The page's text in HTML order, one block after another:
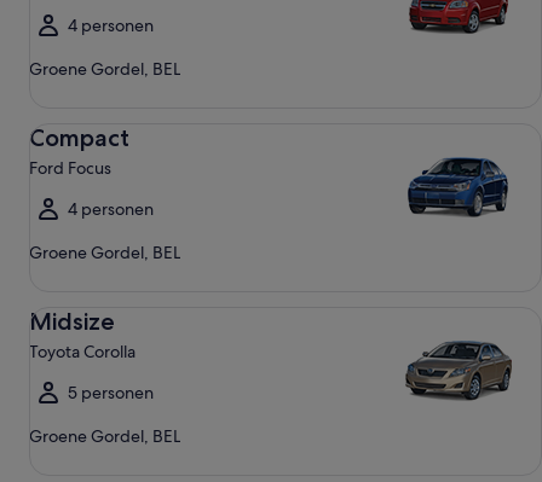
4 personen
Groene Gordel, BEL
Compact
Ford Focus
4 personen
Groene Gordel, BEL
Midsize
Toyota Corolla
5 personen
Groene Gordel, BEL